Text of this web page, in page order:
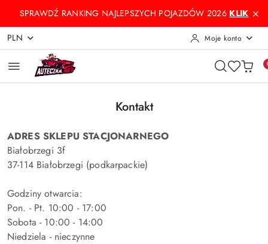
Przejdź do treści głównej
Przejdź do wyszukiwarki
Przejdź do moje konto
Przejdź do menu głównego
Przejdź do stopki
SPRAWDŹ RANKING NAJLEPSZYCH POJAZDÓW 2026 KLIK
PLN Moje konto
Kontakt
ADRES SKLEPU STACJONARNEGO
Białobrzegi 3f
37-114 Białobrzegi (podkarpackie)
Godziny otwarcia:
Pon. - Pt. 10:00 - 17:00
Sobota - 10:00 - 14:00
Niedziela - nieczynne